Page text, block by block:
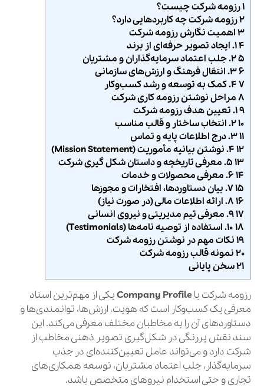
۱ رزومه شرکت چیست؟
۲ رزومه شرکت چه کاربردهایی دارد؟
۳ اهمیت نگارش رزومه شرکت
۴ ۱. ایجاد تصویر حرفه‌ای از برند
۵ ۲. جلب اعتماد سرمایه‌گذاران و مشتریان
۶ ۳. انتقال فرهنگ و ارزش‌های سازمانی
۷ ۴. کمک به توسعه و رشد کسب‌وکار
۸ مراحل نوشتن رزومه کاری شرکت
۹ ۱. تعیین هدف رزومه شرکت
۱۰ ۲. انتخاب ساختار و قالب مناسب
۱۱ ۳. درج اطلاعات پایه و تماس
۱۲ ۴. نوشتن بیانیه مأموریت (Mission Statement)
۱۳ ۵. معرفی تاریخچه و داستان شکل‌ گیری شرکت
۱۴ ۶. معرفی محصولات و خدمات
۱۵ ۷. بیان دستاوردها، افتخارات و مجوزها
۱۶ ۸. ارائه اطلاعات مالی (در صورت نیاز)
۱۷ ۹. معرفی تیم مدیریتی و نیروی انسانی
۱۸ ۱۰. استفاده از توصیه‌ نامه‌ها (Testimonials)
۱۹ نکات مهم در نوشتن رزومه شرکت
۲۰ نمونه قالب رزومه شرکت
۲۱ سخن پایانی
رزومه شرکت یاCompany Profileیکی از مهم‌ترین اسناد
معرفی یک کسب‌وکار است که هویت، ارزش‌ها، توانمندی‌ها و
دستاوردهای آن را به مخاطبان مختلف معرفی می‌کند. این
سند نقش پررنگی در شکل‌گیری تصویر ذهنی مخاطب از
شرکت دارد و می‌تواند عامل تعیین‌کننده‌ای در جذب
سرمایه‌گذار، جلب اعتماد مشتریان، توسعه همکاری‌های
تجاری و حتی استخدام نیروهای متخصص باشد.